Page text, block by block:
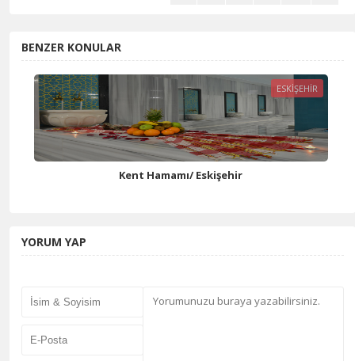
BENZER KONULAR
ESKIŞEHIR
Kent Hamamı/ Eskişehir
YORUM YAP